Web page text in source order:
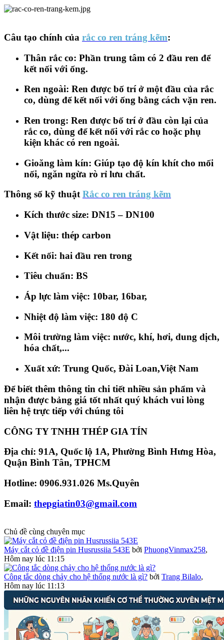
Câu tạo chính của rắc co ren tráng kẽm:​
Thân rắc co: Phần trung tâm có 2 đầu ren để
kết nối với ống.​
Ren ngoài: Ren được bố trí ở một đầu của rắc
co, dùng để kết nối với ống bằng cách vặn ren.​
Ren trong: Ren được bố trí ở đầu còn lại của
rắc co, dùng để kết nối với rắc co hoặc phụ
kiện khác có ren ngoài.​
Gioăng làm kín: Giúp tạo độ kín khít cho mối
nối, ngăn ngừa rò rỉ lưu chất.​
Thông số kỹ thuậtRắc co ren tráng kẽm
Kích thước size: DN15 – DN100​
Vật liệu: thép carbon​
Kết nối: hai đầu ren trong​
Tiêu chuẩn: BS​
Áp lực làm việc: 10bar, 16bar,​
Nhiệt độ làm việc: 180 độ C​
Môi trường làm việc: nước, khí, hơi, dung dịch,
hóa chất,...​
Xuất xứ: Trung Quốc, Đài Loan,Việt Nam​
Để biết thêm thông tin chi tiết nhiều sản phẩm và
nhận được bảng giá tốt nhất quý khách vui lòng
liên hệ trực tiếp với chúng tôi​
CÔNG TY TNHH THÉP GIA TÍN​
Địa chỉ: 91A, Quốc lộ 1A, Phường Bình Hưng Hòa,
Quận Bình Tân, TPHCM​
Hotline: 0906.931.026 Ms.Quyên​
Email: thepgiatin03@gmail.com
Chủ đề cùng chuyên mục
Máy cắt cỏ đề điện pin Husrussiia 543E bởi PhuongVinmax258,
Hôm nay lúc 11:15
Công tắc dòng chảy cho hệ thống nước là gì? bởi Trang Bilalo,
Hôm nay lúc 11:13